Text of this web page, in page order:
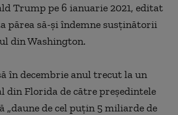
Trump pe 6 ianuarie 2021, editat
părea să-şi îndemne susţinătorii
din Washington.
în decembrie anul trecut la un
din Florida de către preşedintele
„daune de cel puţin 5 miliarde de